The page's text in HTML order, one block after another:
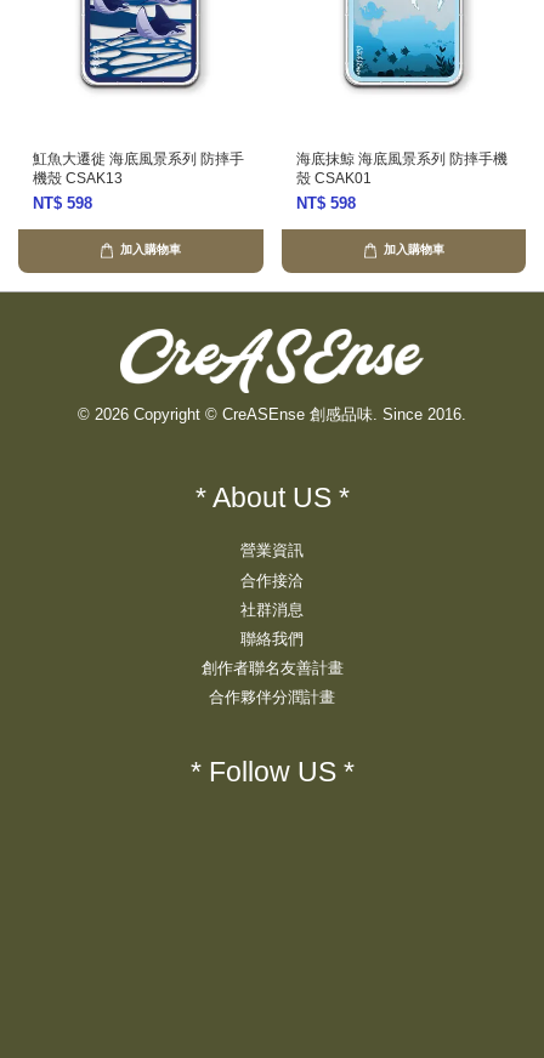
魟魚大遷徙 海底風景系列 防摔手
機殼 CSAK13
NT$ 598
加入購物車
海底抹鯨 海底風景系列 防摔手機
殼 CSAK01
NT$ 598
加入購物車
© 2026 Copyright © CreASEnse 創感品味. Since 2016.
* About US *
營業資訊
合作接洽
社群消息
聯絡我們
創作者聯名友善計畫
合作夥伴分潤計畫
* Follow US *